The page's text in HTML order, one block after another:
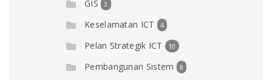
GIS 3
Keselamatan ICT 4
Pelan Strategik ICT 10
Pembangunan Sistem 8